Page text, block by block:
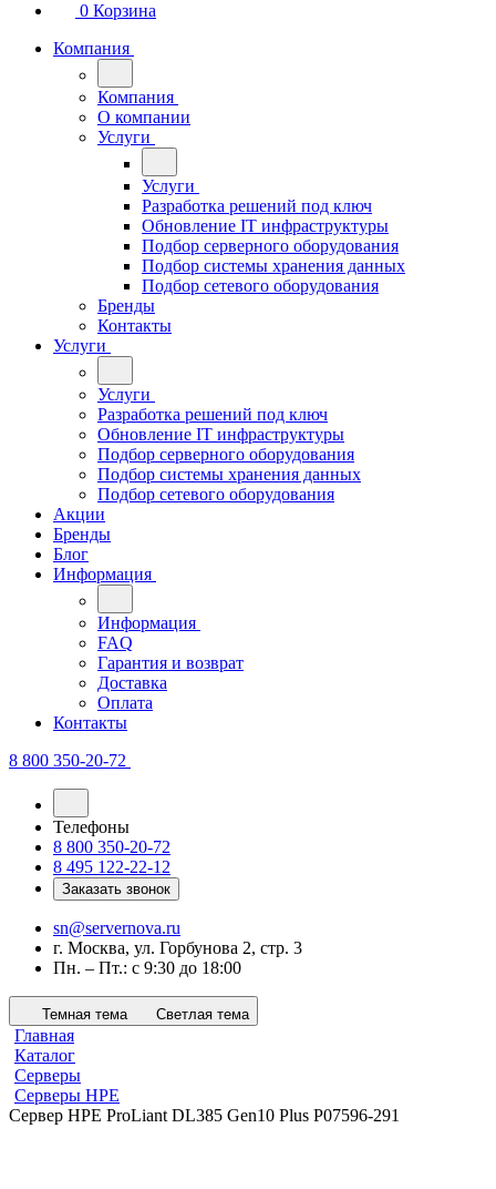
0 Корзина
Компания
Компания
О компании
Услуги
Услуги
Разработка решений под ключ
Обновление IT инфраструктуры
Подбор серверного оборудования
Подбор системы хранения данных
Подбор сетевого оборудования
Бренды
Контакты
Услуги
Услуги
Разработка решений под ключ
Обновление IT инфраструктуры
Подбор серверного оборудования
Подбор системы хранения данных
Подбор сетевого оборудования
Акции
Бренды
Блог
Информация
Информация
FAQ
Гарантия и возврат
Доставка
Оплата
Контакты
8 800 350-20-72
Телефоны
8 800 350-20-72
8 495 122-22-12
Заказать звонок
sn@servernova.ru
г. Москва, ул. Горбунова 2, стр. 3
Пн. – Пт.: с 9:30 до 18:00
Темная тема Светлая тема
Главная
Каталог
Серверы
Серверы HPE
Сервер HPE ProLiant DL385 Gen10 Plus P07596-291